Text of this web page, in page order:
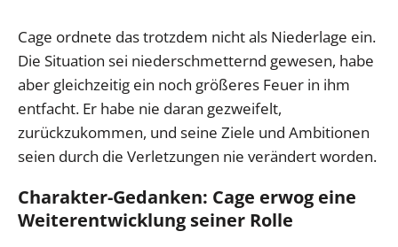
Cage ordnete das trotzdem nicht als Niederlage ein.
Die Situation sei niederschmetternd gewesen, habe
aber gleichzeitig ein noch größeres Feuer in ihm
entfacht. Er habe nie daran gezweifelt,
zurückzukommen, und seine Ziele und Ambitionen
seien durch die Verletzungen nie verändert worden.
Charakter-Gedanken: Cage erwog eine
Weiterentwicklung seiner Rolle